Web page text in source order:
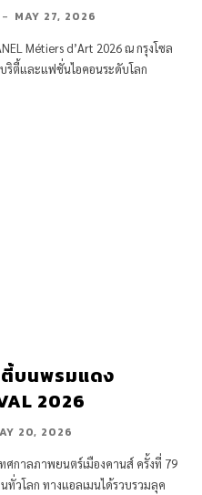
- MAY 27, 2026
Métiers d’Art 2026 ณ กรุงโซล
บริตี้และแฟชั่นไอคอนระดับโลก
ตี้บนพรมแดง
2026
20, 2026
ศกาลภาพยนตร์เมืองคานส์ ครั้งที่ 79
ทั่วโลก ทางแอลเมนได้รวบรวมลุค